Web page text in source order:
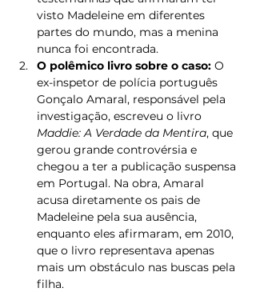
visto Madeleine em diferentes
partes do mundo, mas a menina
nunca foi encontrada.
O polêmico livro sobre o caso: O
ex-inspetor de polícia português
Gonçalo Amaral, responsável pela
investigação, escreveu o livro
Maddie: A Verdade da Mentira, que
gerou grande controvérsia e
chegou a ter a publicação suspensa
em Portugal. Na obra, Amaral
acusa diretamente os pais de
Madeleine pela sua ausência,
enquanto eles afirmaram, em 2010,
que o livro representava apenas
mais um obstáculo nas buscas pela
filha.